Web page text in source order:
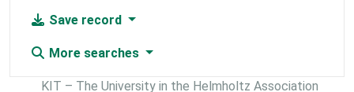
Save record
More searches
KIT – The University in the Helmholtz Association